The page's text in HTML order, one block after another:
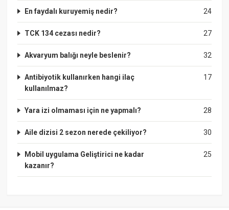
24
En faydalı kuruyemiş nedir?
27
TCK 134 cezası nedir?
32
Akvaryum balığı neyle beslenir?
17
Antibiyotik kullanırken hangi ilaç
kullanılmaz?
28
Yara izi olmaması için ne yapmalı?
30
Aile dizisi 2 sezon nerede çekiliyor?
25
Mobil uygulama Geliştirici ne kadar
kazanır?